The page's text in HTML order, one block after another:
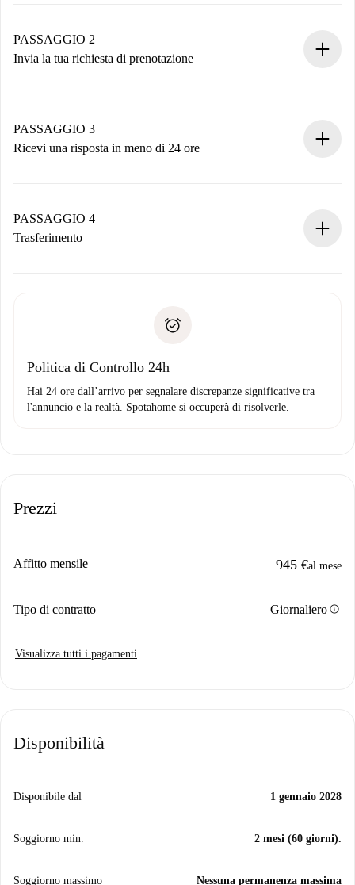
Hai tutte le informazioni necessarie in anticipo.
PASSAGGIO 2
Invia la tua richiesta di prenotazione
non accetta.
PASSAGGIO 3
Ricevi una risposta in meno di 24 ore
contatto con il proprietario.
Se rifiutata: non ti addebiteremo nulla e ti proporremo
Domiciliazione del pagamento
PASSAGGIO 4
Trasferimento
solo se non segnali problemi.
Politica di Controllo 24h
Hai 24 ore dall’arrivo per segnalare discrepanze significative tra
l'annuncio e la realtà. Spotahome si occuperà di risolverle.
Prezzi
Affitto mensile 945 €al mese
Tipo di contratto Giornalieroinfo
Visualizza tutti i pagamenti
Disponibilità
Disponibile dal 1 gennaio 2028
Soggiorno min. 2 mesi (60 giorni).
Soggiorno massimo Nessuna permanenza massima